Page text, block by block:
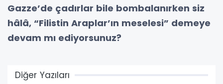
Gazze’de çadırlar bile bombalanırken siz
hâlâ, “Filistin Araplar’ın meselesi” demeye
devam mı ediyorsunuz?
Diğer Yazıları